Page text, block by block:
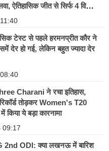
ऐतिहासिक जीत से सिर्फ 4 विकेट
टेस्ट से पहले हरमनप्रीत कौर ने
देर हो गई, लेकिन बहुत ज्यादा देर
Charani ने रचा इतिहास,
तोड़कर Women's T20
ये बड़ा कारनामा
09:17
2nd ODI: क्या लखनऊ में बारिश